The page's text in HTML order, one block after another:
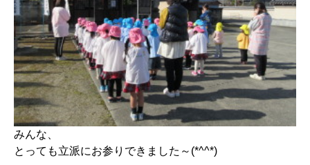
みんな、
とっても立派にお参りできました～(*^^*)